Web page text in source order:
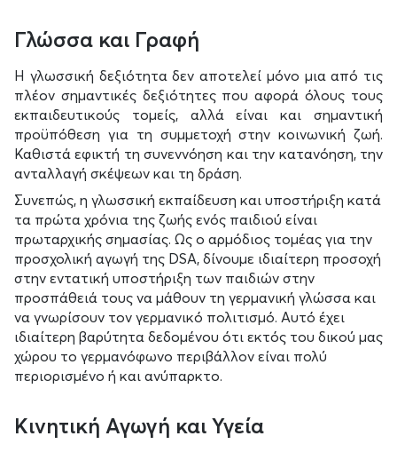
Γλώσσα και Γραφή
Η γλωσσική δεξιότητα δεν αποτελεί μόνο μια από τις
πλέον σημαντικές δεξιότητες που αφορά όλους τους
εκπαιδευτικούς τομείς, αλλά είναι και σημαντική
προϋπόθεση για τη συμμετοχή στην κοινωνική ζωή.
Καθιστά εφικτή τη συνεννόηση και την κατανόηση, την
ανταλλαγή σκέψεων και τη δράση.
Συνεπώς, η γλωσσική εκπαίδευση και υποστήριξη κατά
τα πρώτα χρόνια της ζωής ενός παιδιού είναι
πρωταρχικής σημασίας. Ως ο αρμόδιος τομέας για την
προσχολική αγωγή της DSA, δίνουμε ιδιαίτερη προσοχή
στην εντατική υποστήριξη των παιδιών στην
προσπάθειά τους να μάθουν τη γερμανική γλώσσα και
να γνωρίσουν τον γερμανικό πολιτισμό. Αυτό έχει
ιδιαίτερη βαρύτητα δεδομένου ότι εκτός του δικού μας
χώρου το γερμανόφωνο περιβάλλον είναι πολύ
περιορισμένο ή και ανύπαρκτο.
Κινητική Αγωγή και Υγεία